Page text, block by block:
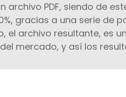
archivo PDF, siendo de
gracias a una serie de
el archivo resultante, es
del mercado, y así los